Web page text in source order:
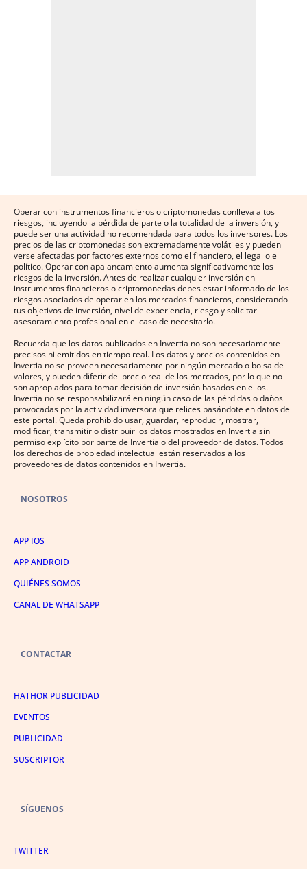
Operar con instrumentos financieros o criptomonedas conlleva altos
riesgos, incluyendo la pérdida de parte o la totalidad de la inversión, y
puede ser una actividad no recomendada para todos los inversores. Los
precios de las criptomonedas son extremadamente volátiles y pueden
verse afectadas por factores externos como el financiero, el legal o el
político. Operar con apalancamiento aumenta significativamente los
riesgos de la inversión. Antes de realizar cualquier inversión en
instrumentos financieros o criptomonedas debes estar informado de los
riesgos asociados de operar en los mercados financieros, considerando
tus objetivos de inversión, nivel de experiencia, riesgo y solicitar
asesoramiento profesional en el caso de necesitarlo.
Recuerda que los datos publicados en Invertia no son necesariamente
precisos ni emitidos en tiempo real. Los datos y precios contenidos en
Invertia no se proveen necesariamente por ningún mercado o bolsa de
valores, y pueden diferir del precio real de los mercados, por lo que no
son apropiados para tomar decisión de inversión basados en ellos.
Invertia no se responsabilizará en ningún caso de las pérdidas o daños
provocadas por la actividad inversora que relices basándote en datos de
este portal. Queda prohibido usar, guardar, reproducir, mostrar,
modificar, transmitir o distribuir los datos mostrados en Invertia sin
permiso explícito por parte de Invertia o del proveedor de datos. Todos
los derechos de propiedad intelectual están reservados a los
proveedores de datos contenidos en Invertia.
NOSOTROS
APP IOS
APP ANDROID
QUIÉNES SOMOS
CANAL DE WHATSAPP
CONTACTAR
HATHOR PUBLICIDAD
EVENTOS
PUBLICIDAD
SUSCRIPTOR
SÍGUENOS
TWITTER